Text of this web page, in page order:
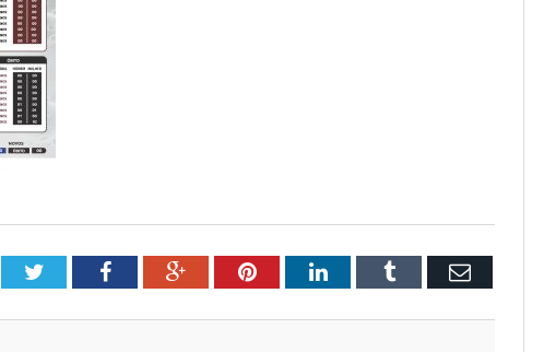
TwitterFacebookGoogle+PinterestLinkedInTumblr Email